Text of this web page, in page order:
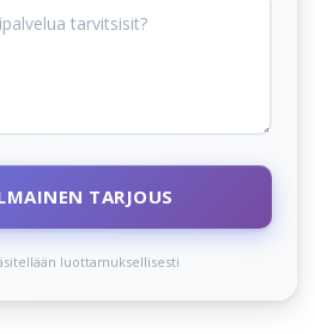
TARJOUS
luottamuksellisesti